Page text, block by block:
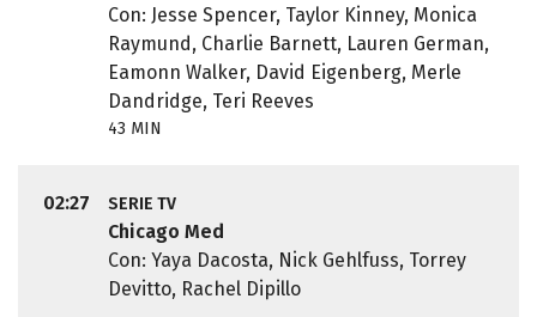
Con: Jesse Spencer, Taylor Kinney, Monica
Raymund, Charlie Barnett, Lauren German,
Eamonn Walker, David Eigenberg, Merle
Dandridge, Teri Reeves
43 MIN
02:27 SERIE TV
Chicago Med
Con: Yaya Dacosta, Nick Gehlfuss, Torrey
Devitto, Rachel Dipillo